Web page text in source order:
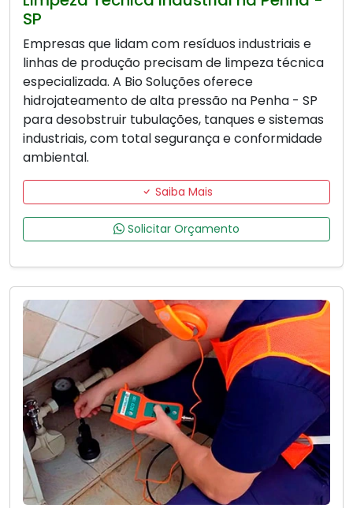
SP
Empresas que lidam com resíduos industriais e
linhas de produção precisam de limpeza técnica
especializada. A Bio Soluções oferece
hidrojateamento de alta pressão na Penha - SP
para desobstruir tubulações, tanques e sistemas
industriais, com total segurança e conformidade
ambiental.
Saiba Mais
Solicitar Orçamento